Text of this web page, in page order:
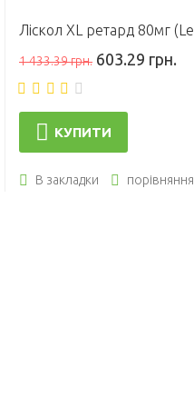
1 433.39 грн. 603.29 грн.
КУПИТИ
В закладки порівняння